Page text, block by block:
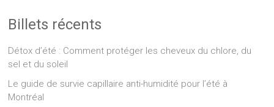
Billets récents
Détox d’été : Comment protéger les cheveux du chlore, du
sel et du soleil
Le guide de survie capillaire anti-humidité pour l’été à
Montréal